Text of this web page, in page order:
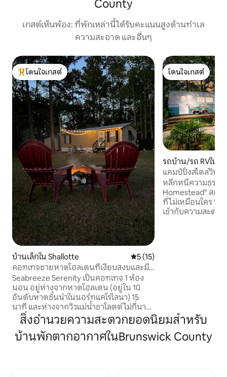
County
เกสต์เห็นพ้อง: ที่พักเหล่านี้ได้รับคะแนนสูงด้านทำเล
ความสะอาด และอื่นๆ
โดนใจเกสต์ที่สุด
โดนใจเกสต์
บ้านเล็กใน Shallotte คะแนนเฉลี่ย 5 จาก 5, 15 รีวิว
5 (15)
คอทเทจชายหาดโฮลเดนที่เงียบสงบและมี
ลมทะเลพัด
Seabreeze Serenity เป็นคอทเทจ 1 ห้อง
นอน อยู่ห่างจากหาดโฮลเดน (อยู่ใน 10
อันดับหาดชั้นนำในนอร์ทแคโรไลนา) 15
นาที และห่างจากวิวแม่น้ำชาโลตต์ไม่กี่นาที
ลมทะเลอันอบอุ่นพัดมาจากปลายฝั่งตะวัน
ตกของหาดโฮลเดน ที่พักแห่งนี้ตั้งอยู่ในป่า
บรรยากาศสงบและเป็นส่วนตัว กองไฟ พื้นที่
โดนใจเกสต์
โดนใจเกสต์
รถบ้าน/รถ RVใน
แคมป์ปิ้งสไตล์วินเ
คาโรไลนาบีช
หลีกหนีความธรรม
Homestead" สถ
ที่ไม่เหมือนใคร ซึ่
เข้ากับความสะดว
ทางในตัวเอง
สิ่งอำนวยความสะดวกยอดนิยมสำหรับ
บ้านพักตากอากาศในBrunswick County